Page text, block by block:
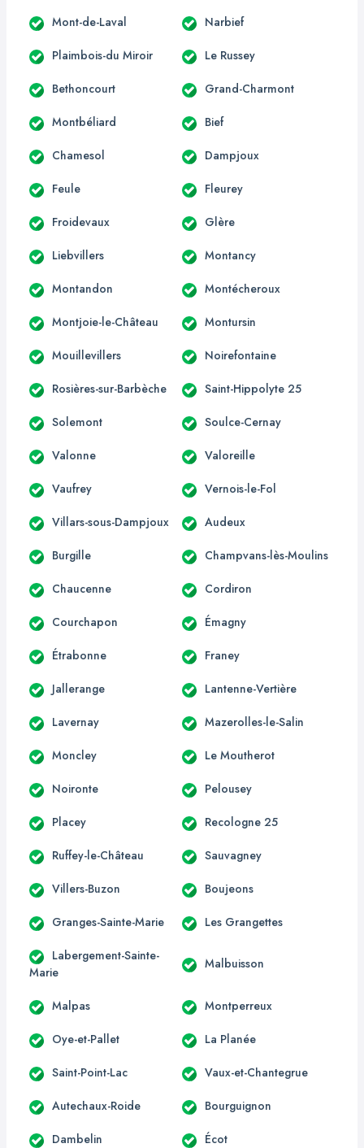
Mont-de-Laval Narbief
Plaimbois-du Miroir Le Russey
Bethoncourt Grand-Charmont
Montbéliard Bief
Chamesol Dampjoux
Feule Fleurey
Froidevaux Glère
Liebvillers Montancy
Montandon Montécheroux
Montjoie-le-Château Montursin
Mouillevillers Noirefontaine
Rosières-sur-Barbèche Saint-Hippolyte 25
Solemont Soulce-Cernay
Valonne Valoreille
Vaufrey Vernois-le-Fol
Villars-sous-Dampjoux Audeux
Burgille Champvans-lès-Moulins
Chaucenne Cordiron
Courchapon Émagny
Étrabonne Franey
Jallerange Lantenne-Vertière
Lavernay Mazerolles-le-Salin
Moncley Le Moutherot
Noironte Pelousey
Placey Recologne 25
Ruffey-le-Château Sauvagney
Villers-Buzon Boujeons
Granges-Sainte-Marie Les Grangettes
Labergement-Sainte-
Marie
Malbuisson
Malpas Montperreux
Oye-et-Pallet La Planée
Saint-Point-Lac Vaux-et-Chantegrue
Autechaux-Roide Bourguignon
Dambelin Écot